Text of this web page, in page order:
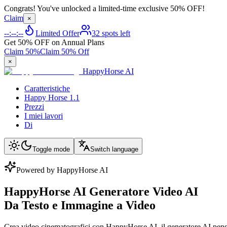
Congrats! You've unlocked a limited-time exclusive 50% OFF!
Claim ×
--:--:-- Limited Offer
32 spots left
Get 50% OFF on Annual Plans
Claim 50%Claim 50% Off
×
HappyHorse AI
Caratteristiche
Happy Horse 1.1
Prezzi
I miei lavori
Di
Toggle mode Switch language
Powered by HappyHorse AI
HappyHorse AI Generatore Video AI
Da Testo e Immagine a Video